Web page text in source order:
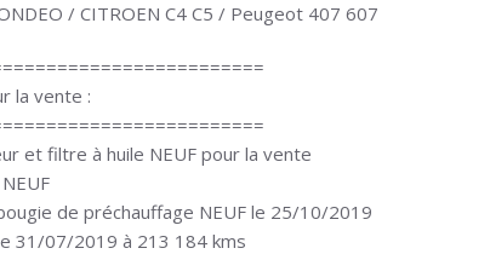
/ CITROEN C4 C5 / Peugeot 407 607
la vente :
et filtre à huile NEUF pour la vente
de préchauffage NEUF le 25/10/2019
31/07/2019 à 213 184 kms